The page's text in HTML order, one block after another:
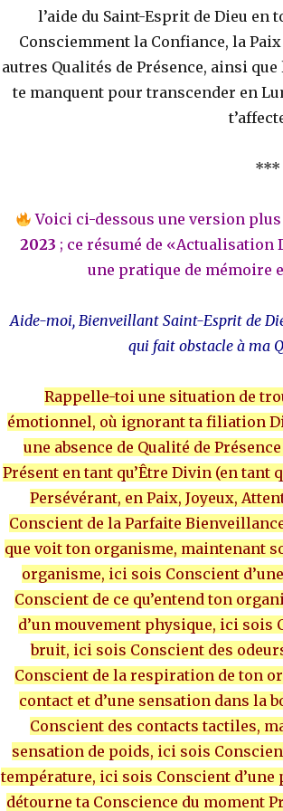
l’aide du Saint-Esprit de Dieu
Consciemment la Confiance, la
autres Qualités de Présence, ainsi
te manquent pour transcender en
***
Voici ci-dessous une version
2023 ; ce résumé de
une pratique de mémoire
Aide-moi, Bienveillant Saint-Esprit de
qui fait obstacle à ma
Rappelle-toi une situation de
émotionnel, où ignorant ta filiation
une absence de Qualité de
Présent en tant qu’Être Divin (en tant
Persévérant, en Paix, Joyeux,
Conscient de la Parfaite
que voit ton organisme, maintenant
organisme, ici sois Conscient
Conscient de ce qu’entend ton
d’un mouvement physique, ici sois
bruit, ici sois Conscient des
Conscient de la respiration de ton
contact et d’une sensation dans la
Conscient des contacts tactiles,
sensation de poids, ici sois
température, ici sois Conscient
détourne ta Conscience du moment